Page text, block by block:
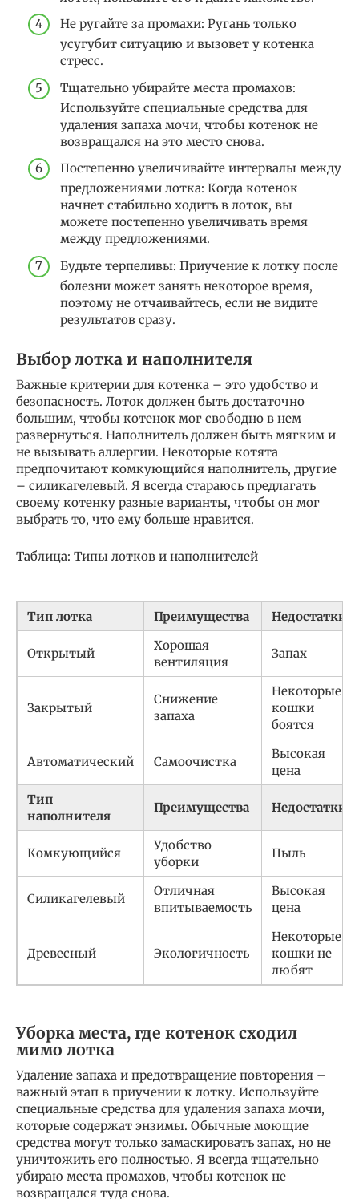
Не ругайте за промахи: Ругань только
усугубит ситуацию и вызовет у котенка
стресс.
Тщательно убирайте места промахов:
Используйте специальные средства для
удаления запаха мочи, чтобы котенок не
возвращался на это место снова.
Постепенно увеличивайте интервалы между
предложениями лотка: Когда котенок
начнет стабильно ходить в лоток, вы
можете постепенно увеличивать время
между предложениями.
Будьте терпеливы: Приучение к лотку после
болезни может занять некоторое время,
поэтому не отчаивайтесь, если не видите
результатов сразу.
Выбор лотка и наполнителя
Важные критерии для котенка – это удобство и
безопасность. Лоток должен быть достаточно
большим, чтобы котенок мог свободно в нем
развернуться. Наполнитель должен быть мягким и
не вызывать аллергии. Некоторые котята
предпочитают комкующийся наполнитель, другие
– силикагелевый. Я всегда стараюсь предлагать
своему котенку разные варианты, чтобы он мог
выбрать то, что ему больше нравится.
Таблица: Типы лотков и наполнителей
Тип лотка Преимущества Недостатки
Открытый
Хорошая
вентиляция
Запах
Закрытый
Снижение
запаха
Некоторые
кошки
боятся
Автоматический Самоочистка
Высокая
цена
Тип
наполнителя
Преимущества Недостатки
Комкующийся
Удобство
уборки
Пыль
Силикагелевый
Отличная
впитываемость
Высокая
цена
Древесный Экологичность
Некоторые
кошки не
любят
Уборка места, где котенок сходил
мимо лотка
Удаление запаха и предотвращение повторения –
важный этап в приучении к лотку. Используйте
специальные средства для удаления запаха мочи,
которые содержат энзимы. Обычные моющие
средства могут только замаскировать запах, но не
уничтожить его полностью. Я всегда тщательно
убираю места промахов, чтобы котенок не
возвращался туда снова.